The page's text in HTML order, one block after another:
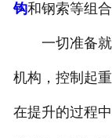
钩和钢索等组合
一切准备就
机构，控制起
在提升的过程